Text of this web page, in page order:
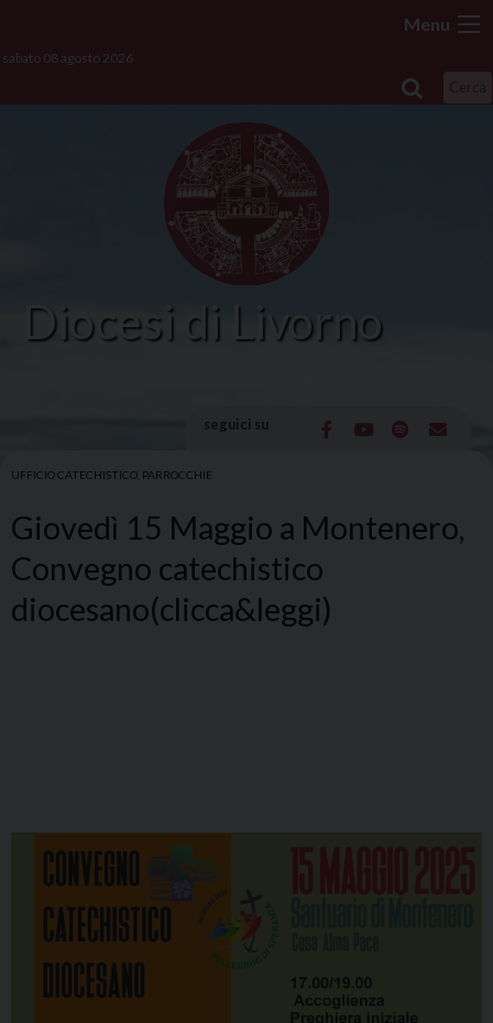
content
Menu
sabato 08 agosto 2026
Diocesi di Livorno
seguici su
UFFICIO CATECHISTICO PARROCCHIE
Giovedì 15 Maggio a Montenero,
Convegno catechistico
diocesano(clicca&leggi)